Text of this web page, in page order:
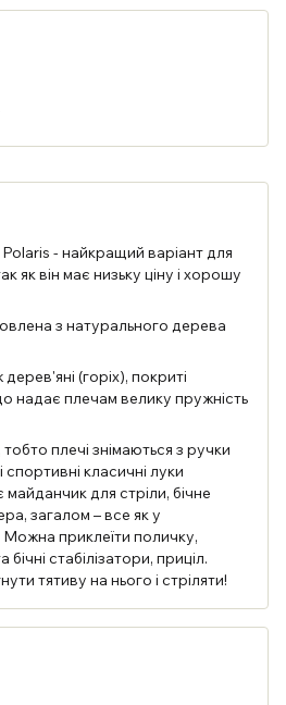
- найкращий варіант для
як він має низьку ціну і хорошу
​​з натурального дерева
(горіх), покриті
надає плечам велику пружність
плечі знімаються з ручки
спортивні класичні луки
для стріли, бічне
загалом – все як у
приклеїти поличку,
стабілізатори, приціл.
тятиву на нього і стріляти!